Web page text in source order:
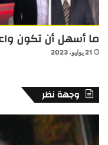
ما أسهل أن تكون
21 يوليو، 2023
وجهة نظر